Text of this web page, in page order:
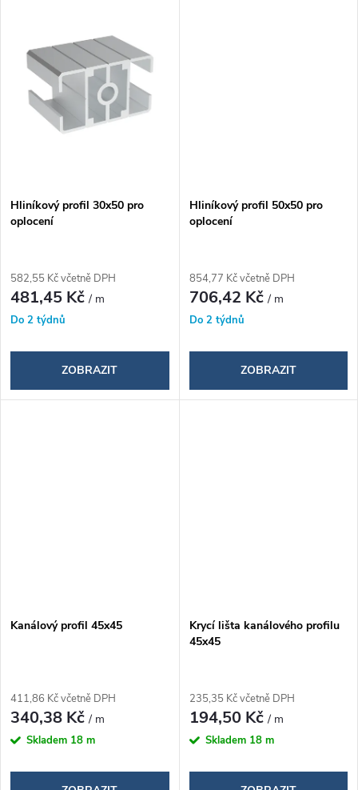
ů
Hliníkový profil 30x50 pro
oplocení
582,55 Kč včetně DPH
481,45 Kč/ m
Do 2 týdnů
ZOBRAZIT
Hliníkový profil 50x50 pro
oplocení
854,77 Kč včetně DPH
706,42 Kč/ m
Do 2 týdnů
ZOBRAZIT
Kanálový profil 45x45
411,86 Kč včetně DPH
340,38 Kč/ m
Skladem 18 m
Krycí lišta kanálového profilu
45x45
235,35 Kč včetně DPH
194,50 Kč/ m
Skladem 18 m